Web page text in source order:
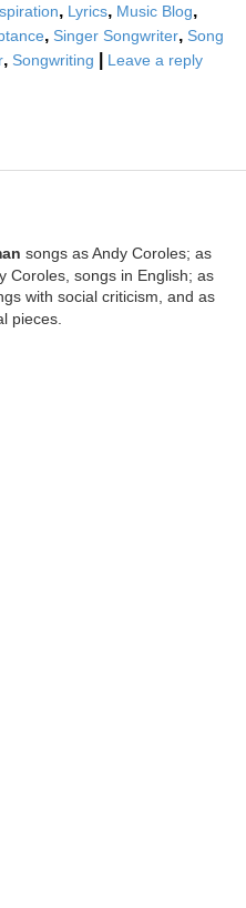
, Lyrics, Music Blog,
, Singer Songwriter, Song
, Songwriting Leave a reply
songs as Andy Coroles; as
Coroles, songs in English; as
with social criticism, and as
pieces.